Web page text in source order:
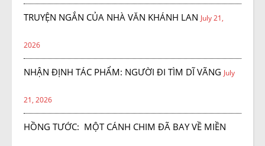
TRUYỆN NGẮN CỦA NHÀ VĂN KHÁNH LAN July 21,
2026
NHẬN ĐỊNH TÁC PHẨM: NGƯỜI ĐI TÌM DĨ VÃNG July
21, 2026
HỒNG TƯỚC: MỘT CÁNH CHIM ĐÃ BAY VỀ MIỀN